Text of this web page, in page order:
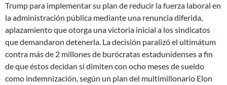
Trump para implementar su plan de reducir la fuerza laboral en
la administración pública mediante una renuncia diferida,
aplazamiento que otorga una victoria inicial a los sindicatos
que demandaron detenerla. La decisión paralizó el ultimátum
contra más de 2 millones de burócratas estadunidenses a fin
de que éstos decidan si dimiten con ocho meses de sueldo
como indemnización, según un plan del multimillonario Elon